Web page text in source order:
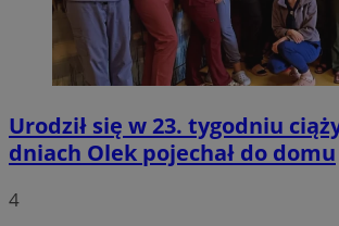
Urodził się w 23. tygodniu
dniach Olek pojechał do domu
4